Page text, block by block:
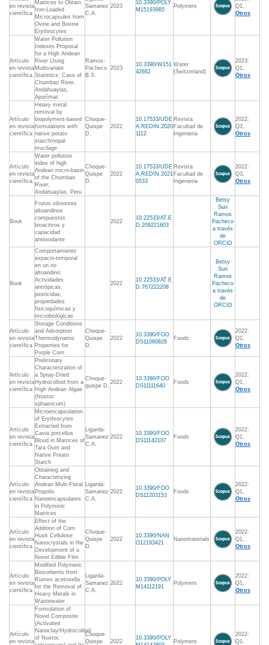
en revista
científica
Matrices to Obtain
Iron-Loaded
Microcapsules from
Ovine and Bovine
Erythrocytes
Samanez
C.A.
2023
10.3390/POLY
M15193985
Polymers
Q1,
Otros
Artículo
en revista
científica
Water Pollution
Indexes Proposal
for a High Andean
River Using
Multivariate
Statistics: Case of
Chumbao River,
Andahuaylas,
Apurímac
Ramos-
Pacheco
B.S.
2023
10.3390/W151
42662
Water
(Switzerland)
2023:
Q1,
Otros
Artículo
en revista
científica
Heavy metal
removal by
biopolymers-based
formulations with
native potato
starch/nopal
mucilage
Choque-
Quispe
D.
2022
10.17533/UDE
A.REDIN.2020
1112
Revista
Facultad de
Ingenieria
2022:
Q3,
Otros
Artículo
en revista
científica
Water pollution
index of high
Andean micro-basin
of the Chumbao
River,
Andahuaylas, Peru
Choque-
Quispe
D.
2022
10.17533/UDE
A.REDIN.2021
0533
Revista
Facultad de
Ingenieria
2022:
Q3,
Otros
Book
Frutos silvestres
altoandinos
compuestos
bioactivos y
capacidad
antioxidante
2022
10.22533/AT.E
D.209221603
Betsy
Suri
Ramos
Pacheco
a través
de
ORCID
Book
Comportamiento
espacio-temporal
en un rio
altoandino:
Actividades
antrópicas,
pesticidas,
propiedades
fisicoquímicas y
microbiológicas
2022
10.22533/AT.E
D.767222208
Betsy
Suri
Ramos
Pacheco
a través
de
ORCID
Artículo
en revista
científica
Storage Conditions
and Adsorption
Thermodynamic
Properties for
Purple Corn
Choque-
Quispe
D.
2022
10.3390/FOO
DS11060828
Foods
2022:
Q1,
Otros
Artículo
en revista
científica
Preliminary
Characterization of
a Spray‐Dried
Hydrocolloid from a
High Andean Algae
(Nostoc
sphaericum)
Choque‐
quispe D.
2022
10.3390/FOO
DS11111640
Foods
2022:
Q1,
Otros
Artículo
en revista
científica
Microencapsulation
of Erythrocytes
Extracted from
Cavia porcellus
Blood in Matrices of
Tara Gum and
Native Potato
Starch
Ligarda-
Samanez
C.A.
2022
10.3390/FOO
DS11142107
Foods
2022:
Q1,
Otros
Artículo
en revista
científica
Obtaining and
Characterizing
Andean Multi-Floral
Propolis
Nanoencapsulates
in Polymeric
Matrices
Ligarda-
Samanez
C.A.
2022
10.3390/FOO
DS11203153
Foods
2022:
Q1,
Otros
Artículo
en revista
científica
Effect of the
Addition of Corn
Husk Cellulose
Nanocrystals in the
Development of a
Novel Edible Film
Choque-
Quispe
D.
2022
10.3390/NAN
O12193421
Nanomaterials
2022:
Q1,
Otros
Artículo
en revista
científica
Modified Polymeric
Biosorbents from
Rumex acetosella
for the Removal of
Heavy Metals in
Wastewater
Ligarda-
Samanez
C.A.
2022
10.3390/POLY
M14112191
Polymers
2022:
Q1,
Otros
Artículo
en revista
Formulation of
Novel Composite
(Activated
Nanoclay/Hydrocolloid
of Nostoc
Choque-
Quispe
2022
10.3390/POLY
Polymers
2022:
Q1,